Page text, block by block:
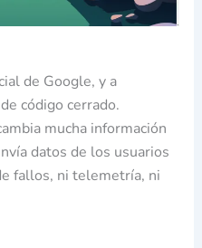
de Google, y a
código cerrado.
mucha información
datos de los usuarios
fallos, ni telemetría, ni